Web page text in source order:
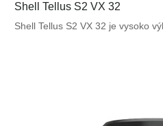
Shell Tellus S2 VX 32
Shell Tellus S2 VX 32 je vysoko